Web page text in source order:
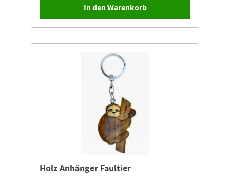
In den Warenkorb
Holz Anhänger Faultier